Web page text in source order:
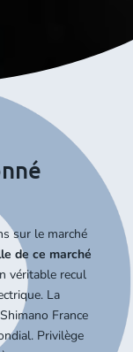
sur le marché
de ce marché
véritable recul
La
France
Privilège